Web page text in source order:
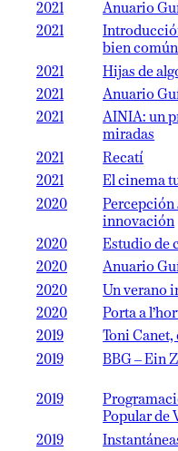
2021
Anuario
2021
bien común
2021 Hijas de
2021
Anuario
2021
AINIA: un
miradas
2021 Recatí
2021
El cinema
2020
Percepción
innovación
2020 Estudio de
2020
Anuario
2020
Un verano
2020
Porta a
2019
Toni Canet,
2019
BBG – Ein
2019
Popular de
2019